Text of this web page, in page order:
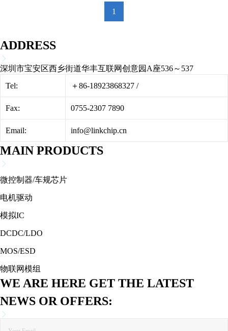
1
ADDRESS
深圳市宝安区西乡街道华丰互联网创意园A座536～537
Tel:
＋86-18923868327 /
Fax: 0755-2307 7890
Email: info@linkchip.cn
MAIN PRODUCTS
微控制器/车规芯片
电机驱动
模拟IC
DCDC/LDO
MOS/ESD
物联网模组
WE ARE HERE GET THE LATEST
NEWS OR OFFERS: